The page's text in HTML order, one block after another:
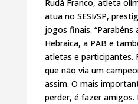
Rudá Franco, atleta
atua no SESI/SP,
jogos finais. “Parabéns
Hebraica, a PAB e
atletas e participantes.
que não via um
assim. O mais
perder, é fazer